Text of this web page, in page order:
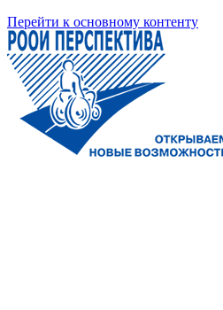
Перейти к основному контенту